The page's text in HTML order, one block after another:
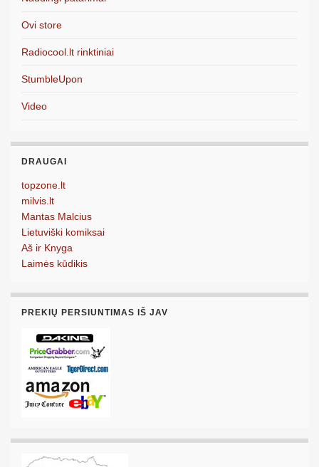
Ovi store
Radiocool.lt rinktiniai
StumbleUpon
Video
DRAUGAI
topzone.lt
milvis.lt
Mantas Malcius
Lietuviški komiksai
Aš ir Knyga
Laimės kūdikis
PREKIŲ PERSIUNTIMAS IŠ JAV